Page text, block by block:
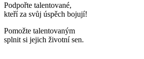
Podpořte talentované,
kteří za svůj úspěch bojují!
Pomožte talentovaným
splnit si jejich životní sen.